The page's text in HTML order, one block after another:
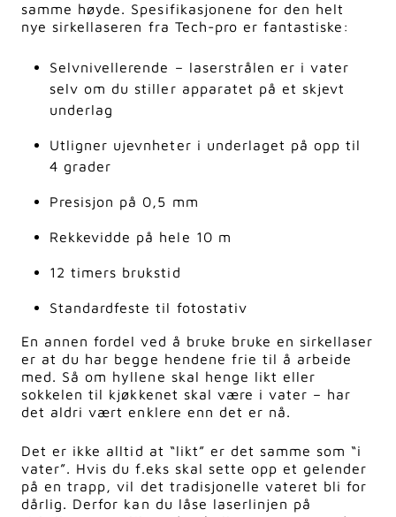
samme høyde. Spesifikasjonene for den helt
nye sirkellaseren fra Tech-pro er fantastiske:
Selvnivellerende – laserstrålen er i vater
selv om du stiller apparatet på et skjevt
underlag
Utligner ujevnheter i underlaget på opp til
4 grader
Presisjon på 0,5 mm
Rekkevidde på hele 10 m
12 timers brukstid
Standardfeste til fotostativ
En annen fordel ved å bruke bruke en sirkellaser
er at du har begge hendene frie til å arbeide
med. Så om hyllene skal henge likt eller
sokkelen til kjøkkenet skal være i vater – har
det aldri vært enklere enn det er nå.
Det er ikke alltid at “likt” er det samme som “i
vater”. Hvis du f.eks skal sette opp et gelender
på en trapp, vil det tradisjonelle vateret bli for
dårlig. Derfor kan du låse laserlinjen på